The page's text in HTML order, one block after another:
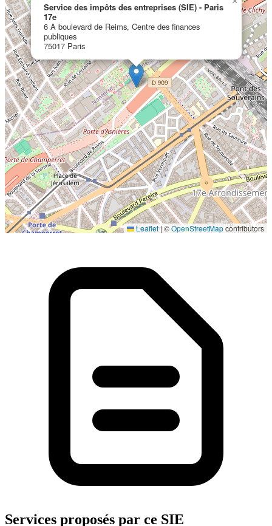
Localisation en cours...
Service des impôts des entreprises (SIE) - Paris
17e
6 A boulevard de Reims, Centre des finances
publiques
75017 Paris
Leaflet|©OpenStreetMapcontributors
Services proposés par ce SIE